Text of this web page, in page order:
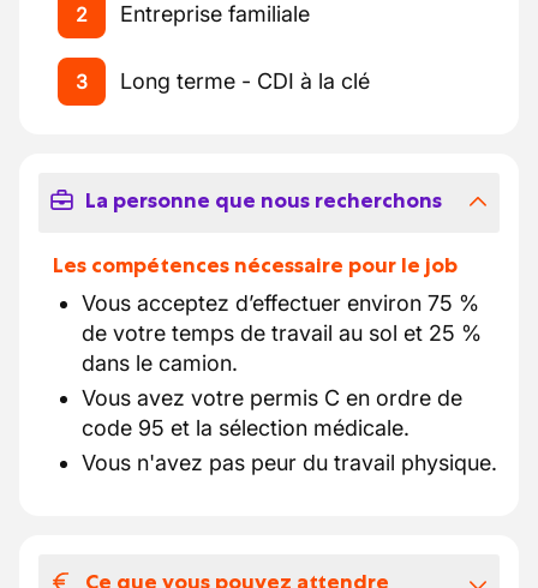
2 Entreprise familiale
3 Long terme - CDI à la clé
La personne que nous recherchons
Les compétences nécessaire pour le job
Vous acceptez d’effectuer environ 75 %
de votre temps de travail au sol et 25 %
dans le camion.
Vous avez votre permis C en ordre de
code 95 et la sélection médicale.
Vous n'avez pas peur du travail physique.
Ce que vous pouvez attendre